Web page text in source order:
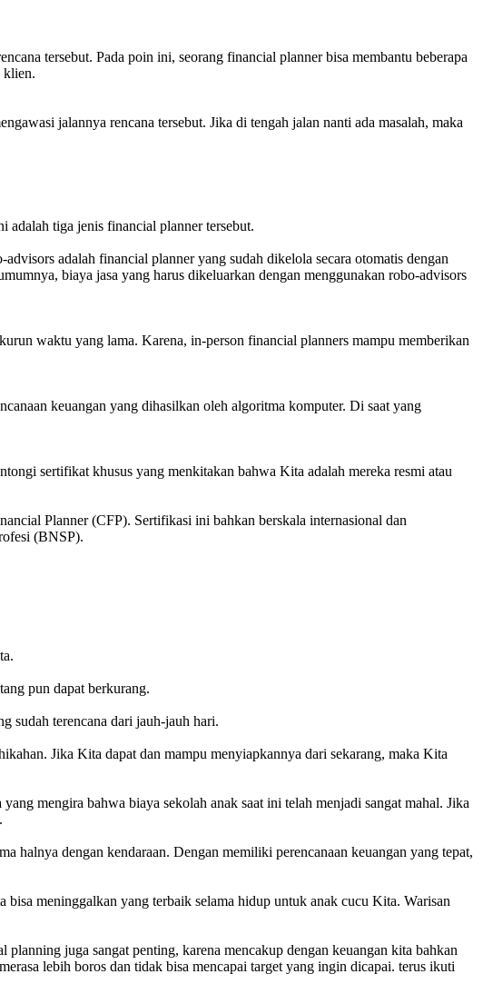
tersebut. Pada poin ini, seorang financial planner bisa membantu beberapa
klien.
jalannya rencana tersebut. Jika di tengah jalan nanti ada masalah, maka
tiga jenis financial planner tersebut.
adalah financial planner yang sudah dikelola secara otomatis dengan
biaya jasa yang harus dikeluarkan dengan menggunakan robo-advisors
waktu yang lama. Karena, in-person financial planners mampu memberikan
keuangan yang dihasilkan oleh algoritma komputer. Di saat yang
sertifikat khusus yang menkitakan bahwa Kita adalah mereka resmi atau
Planner (CFP). Sertifikasi ini bahkan berskala internasional dan
(BNSP).
pun dapat berkurang.
sudah terencana dari jauh-jauh hari.
Jika Kita dapat dan mampu menyiapkannya dari sekarang, maka Kita
mengira bahwa biaya sekolah anak saat ini telah menjadi sangat mahal. Jika
halnya dengan kendaraan. Dengan memiliki perencanaan keuangan yang tepat,
meninggalkan yang terbaik selama hidup untuk anak cucu Kita. Warisan
juga sangat penting, karena mencakup dengan keuangan kita bahkan
lebih boros dan tidak bisa mencapai target yang ingin dicapai. terus ikuti